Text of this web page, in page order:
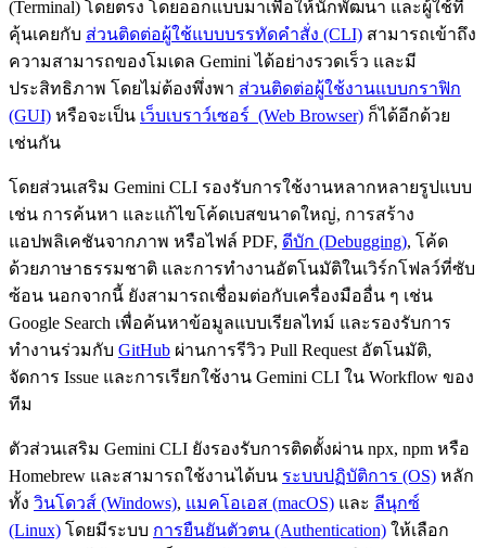
(Terminal) โดยตรง โดยออกแบบมาเพื่อให้นักพัฒนา และผู้ใช้ที่
คุ้นเคยกับ ส่วนติดต่อผู้ใช้แบบบรรทัดคำสั่ง (CLI) สามารถเข้าถึง
ความสามารถของโมเดล Gemini ได้อย่างรวดเร็ว และมี
ประสิทธิภาพ โดยไม่ต้องพึ่งพา ส่วนติดต่อผู้ใช้งานแบบกราฟิก
(GUI) หรือจะเป็น เว็บเบราว์เซอร์ (Web Browser) ก็ได้อีกด้วย
เช่นกัน
โดยส่วนเสริม Gemini CLI รองรับการใช้งานหลากหลายรูปแบบ
เช่น การค้นหา และแก้ไขโค้ดเบสขนาดใหญ่, การสร้าง
แอปพลิเคชันจากภาพ หรือไฟล์ PDF, ดีบัก (Debugging), โค้ด
ด้วยภาษาธรรมชาติ และการทำงานอัตโนมัติในเวิร์กโฟลว์ที่ซับ
ซ้อน นอกจากนี้ ยังสามารถเชื่อมต่อกับเครื่องมืออื่น ๆ เช่น
Google Search เพื่อค้นหาข้อมูลแบบเรียลไทม์ และรองรับการ
ทำงานร่วมกับ GitHub ผ่านการรีวิว Pull Request อัตโนมัติ,
จัดการ Issue และการเรียกใช้งาน Gemini CLI ใน Workflow ของ
ทีม
ตัวส่วนเสริม Gemini CLI ยังรองรับการติดตั้งผ่าน npx, npm หรือ
Homebrew และสามารถใช้งานได้บน ระบบปฏิบัติการ (OS) หลัก
ทั้ง วินโดวส์ (Windows), แมคโอเอส (macOS) และ ลีนุกซ์
(Linux) โดยมีระบบ การยืนยันตัวตน (Authentication) ให้เลือก